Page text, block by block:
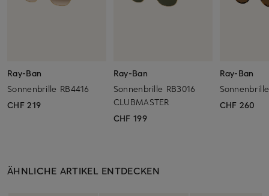
Ray-Ban
Sonnenbrille RB4416
CHF 219
Ray-Ban
Sonnenbrille RB3016
CLUBMASTER
CHF 199
Ray-Ban
CHF 260
ÄHNLICHE ARTIKEL ENTDECKEN